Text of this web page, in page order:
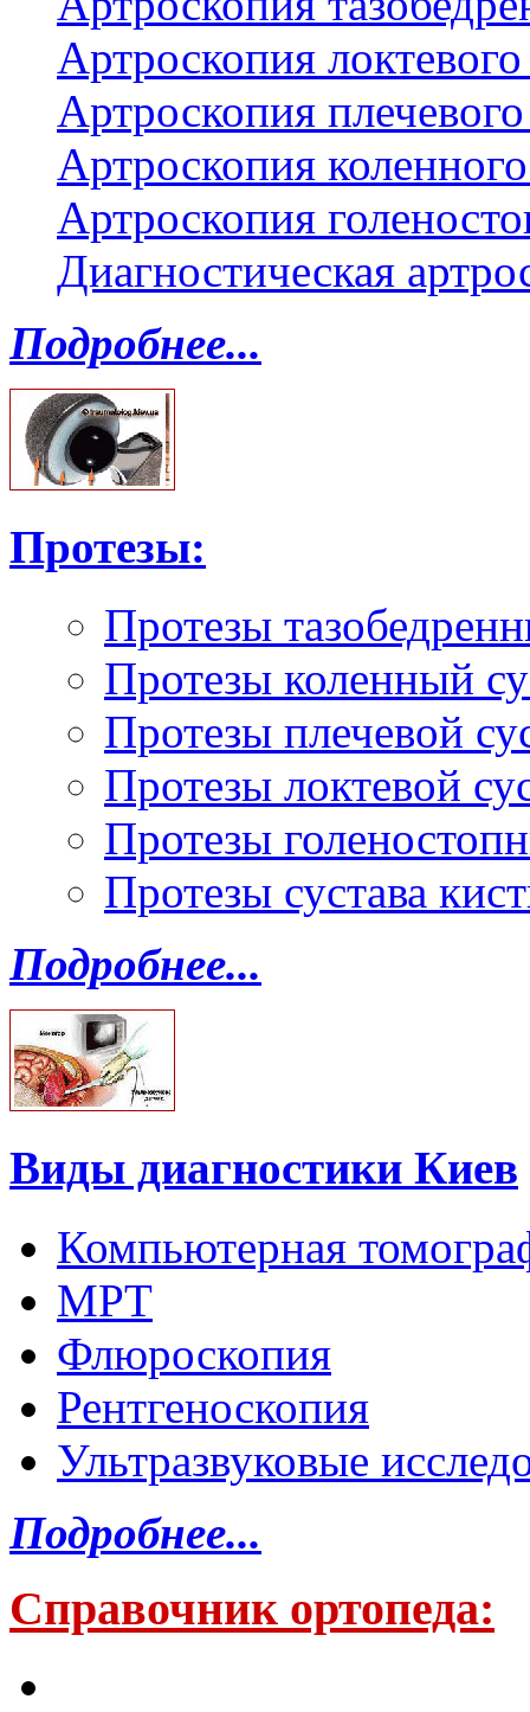
Артроскопия
Артроскопия
Артроскопия
Артроскопия
Диагностическая
Подробнее...
Протезы:
Протезы
Протезы коленный
Протезы плечевой
Протезы локтевой
Протезы
Протезы сустава
Подробнее...
Виды диагностики Киев
Компьютерная
МРТ
Флюроскопия
Рентгеноскопия
Ультразвуковые
Подробнее...
Справочник ортопеда: